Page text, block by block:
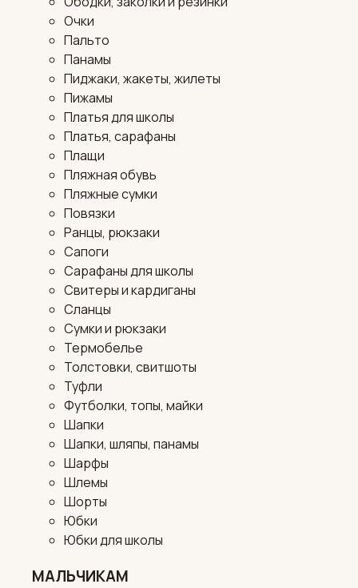
Очки
Пальто
Панамы
Пиджаки, жакеты, жилеты
Пижамы
Платья для школы
Платья, сарафаны
Плащи
Пляжная обувь
Пляжные сумки
Повязки
Ранцы, рюкзаки
Сапоги
Сарафаны для школы
Свитеры и кардиганы
Сланцы
Сумки и рюкзаки
Термобелье
Толстовки, свитшоты
Туфли
Футболки, топы, майки
Шапки
Шапки, шляпы, панамы
Шарфы
Шлемы
Шорты
Юбки
Юбки для школы
МАЛЬЧИКАМ